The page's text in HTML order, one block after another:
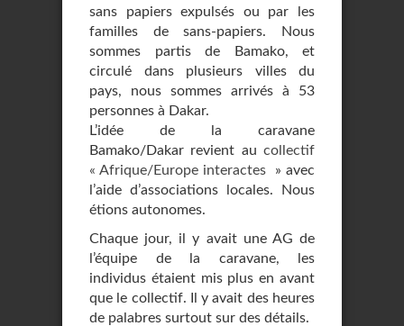
sans papiers expulsés ou par les
familles de sans-papiers. Nous
sommes partis de Bamako, et
circulé dans plusieurs villes du
pays, nous sommes arrivés à 53
personnes à Dakar.
L’idée de la caravane
Bamako/Dakar revient au collectif
« Afrique/Europe interactes
» avec
l’aide d’associations locales. Nous
étions autonomes.
Chaque jour, il y avait une AG de
l’équipe de la caravane, les
individus étaient mis plus en avant
que le collectif. Il y avait des heures
de palabres surtout sur des détails.